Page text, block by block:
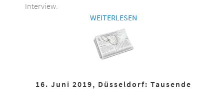
Interview.
WEITERLESEN
16. Juni 2019, Düsseldorf: Tausende